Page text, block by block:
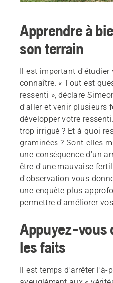
Apprendre à
son terrain
Il est important d'étudier
connaître. « Tout est
ressenti », déclare
d'aller et venir plusieurs
développer votre
trop irrigué ? Et à quoi
graminées ? Sont-elles
une conséquence d'un
être d'une mauvaise
d'observation vous
une enquête plus
permettre d'améliorer
Appuyez-vous
les faits
Il est temps d'arrêter l'à-